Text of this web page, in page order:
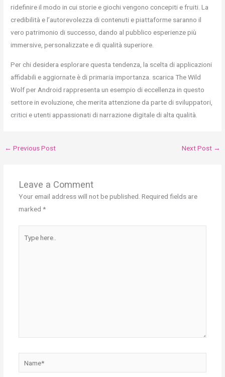
ridefinire il modo in cui storie e giochi vengono concepiti e fruiti. La
credibilità e l’autorevolezza di contenuti e piattaforme saranno il
vero patrimonio di successo, dando al pubblico esperienze più
immersive, personalizzate e di qualità superiore.
Per chi desidera esplorare questa tendenza, la scelta di applicazioni
affidabili e aggiornate è di primaria importanza. scarica The Wild
Wolf per Android rappresenta un esempio di eccellenza in questo
settore in evoluzione, che merita attenzione da parte di sviluppatori,
critici e utenti appassionati di narrazione digitale di alta qualità.
← Previous Post Next Post →
Leave a Comment
Your email address will not be published. Required fields are
marked *
here..